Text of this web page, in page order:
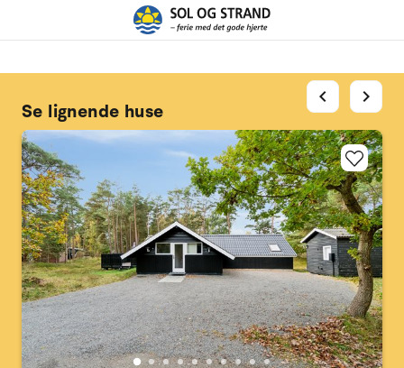
Se lignende huse
chevron_left chevron_right